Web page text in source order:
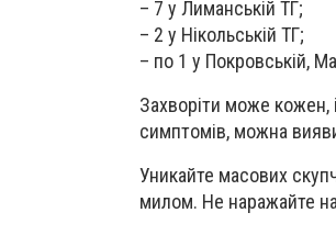
– 7 у Лиманській ТГ;
– 2 у Нікольській ТГ;
– по 1 у Покровській,
Захворіти може кожен,
симптомів, можна
Уникайте масових
милом. Не наражайте